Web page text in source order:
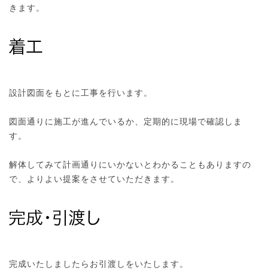
きます。
設計図面をもとに工事を行います。
図面通りに施工が進んでいるか、定期的に現場で確認しま
す。
解体してみて計画通りにいかないとわかることもありますの
で、よりよい提案をさせていただきます。
完成いたしましたらお引渡しをいたします。